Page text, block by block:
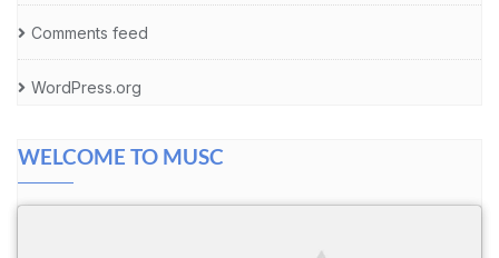
Comments feed
WordPress.org
WELCOME TO MUSC